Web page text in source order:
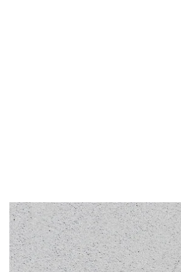
Коли головна редакторка
відразу відповіла: «Я таке не
Я увімкнула синдром самозванки,
пересічна біла жінка 40+, яка
слово «кар’єра» взяти у лапки,